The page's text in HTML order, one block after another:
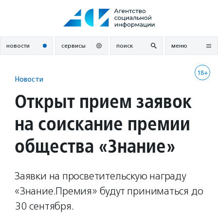
новости сервисы поиск меню
18+
Новости
Открыт прием заявок
на соискание премии
общества «Знание»
Заявки на просветительскую награду
«Знание.Премия» будут приниматься до
30 сентября.